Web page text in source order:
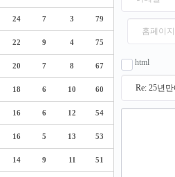
24 7 3 79
22 9 4 75
20 7 8 67
18 6 10 60
16 6 12 54
16 5 13 53
14 9 11 51
html